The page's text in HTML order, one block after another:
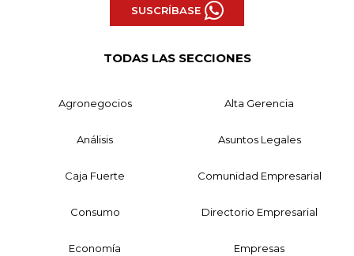
SUSCRÍBASE
TODAS LAS SECCIONES
Agronegocios Alta Gerencia
Análisis Asuntos Legales
Caja Fuerte Comunidad Empresarial
Consumo Directorio Empresarial
Economía Empresas